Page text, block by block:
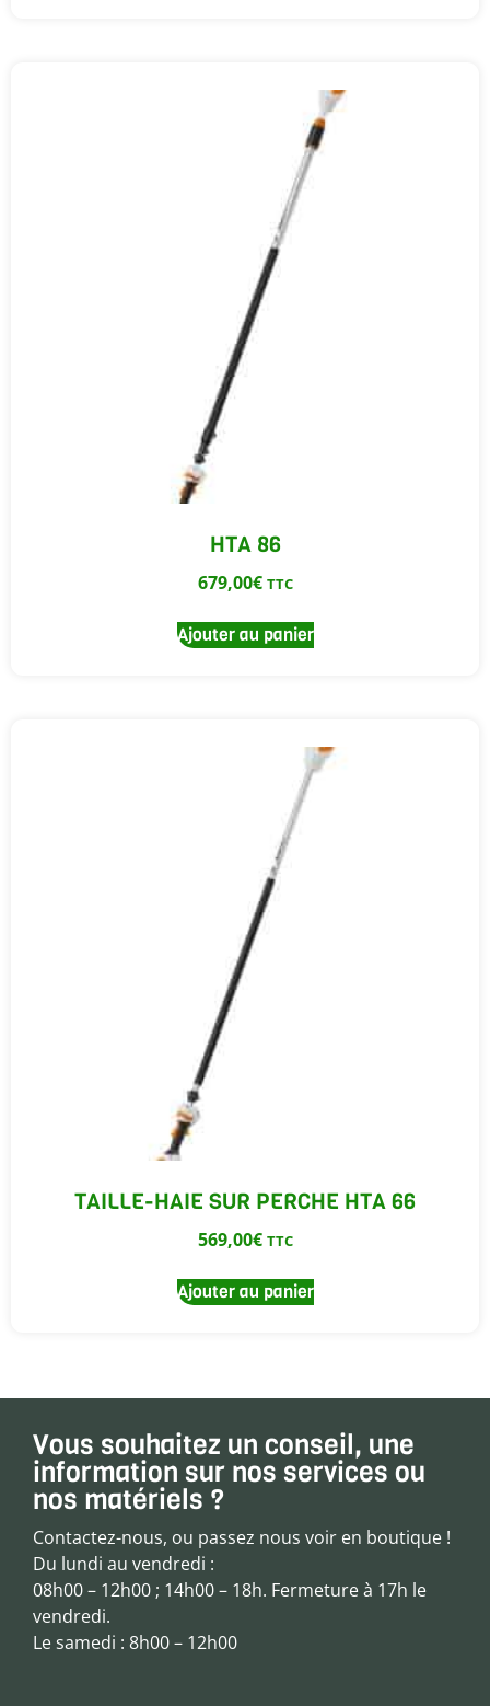
HTA 86
679,00€ TTC
Ajouter au panier
TAILLE-HAIE SUR PERCHE HTA 66
569,00€ TTC
Ajouter au panier
Vous souhaitez un conseil, une
information sur nos services ou
nos matériels ?
Contactez-nous, ou passez nous voir en boutique !
Du lundi au vendredi :
08h00 – 12h00 ; 14h00 – 18h. Fermeture à 17h le
vendredi.
Le samedi : 8h00 – 12h00